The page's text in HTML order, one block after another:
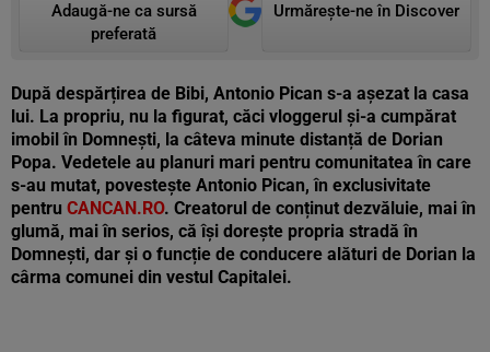
Adaugă-ne ca sursă
preferată
Urmărește-ne în Discover
După despărțirea de Bibi, Antonio Pican s-a așezat la casa
lui. La propriu, nu la figurat, căci vloggerul și-a cumpărat
imobil în Domnești, la câteva minute distanță de Dorian
Popa. Vedetele au planuri mari pentru comunitatea în care
s-au mutat, povestește Antonio Pican, în exclusivitate
pentru CANCAN.RO. Creatorul de conținut dezvăluie, mai în
glumă, mai în serios, că își dorește propria stradă în
Domnești, dar și o funcție de conducere alături de Dorian la
cârma comunei din vestul Capitalei.